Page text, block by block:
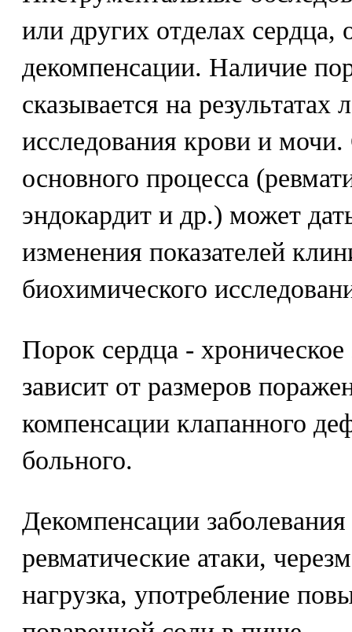
или других отделах сердца,
декомпенсации. Наличие
сказывается на результатах
исследования крови и
основного процесса
эндокардит и др.) может
изменения показателей
биохимического
Порок сердца - хроническое
зависит от размеров
компенсации клапанного
больного.
Декомпенсации
ревматические атаки,
нагрузка, употребление